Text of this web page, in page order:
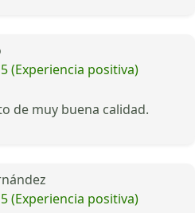
5 (Experiencia positiva)
de muy buena calidad.
5 (Experiencia positiva)